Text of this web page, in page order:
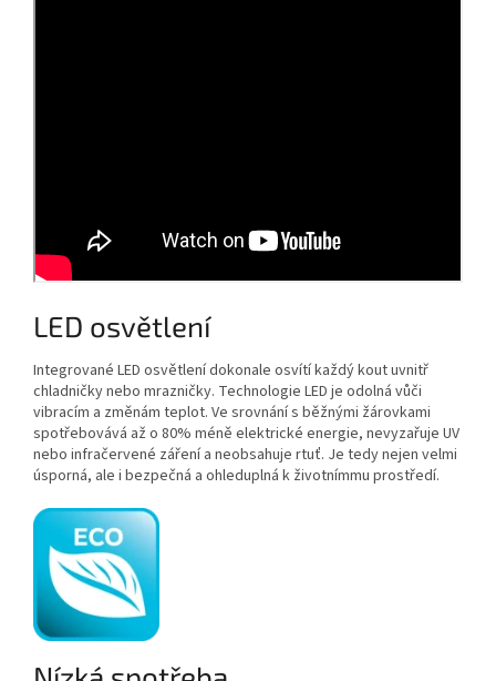
LED osvětlení
Integrované LED osvětlení dokonale osvítí každý kout uvnitř
chladničky nebo mrazničky. Technologie LED je odolná vůči
vibracím a změnám teplot. Ve srovnání s běžnými žárovkami
spotřebovává až o 80% méně elektrické energie, nevyzařuje UV
nebo infračervené záření a neobsahuje rtuť. Je tedy nejen velmi
úsporná, ale i bezpečná a ohleduplná k životnímmu prostředí.